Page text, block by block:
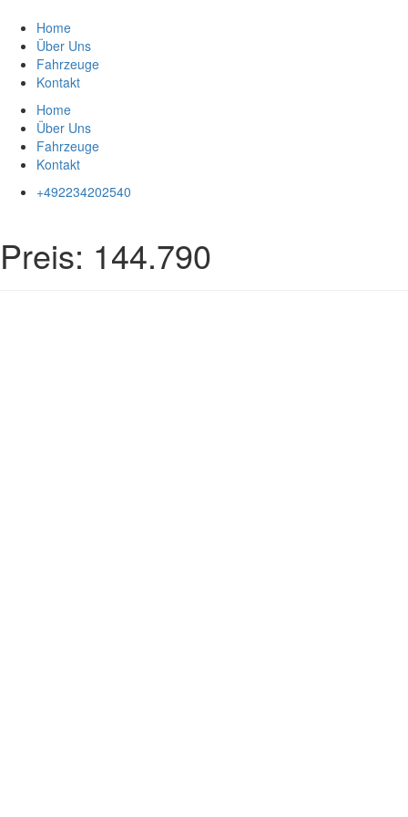
Inhalt
springen
Home
Über Uns
Fahrzeuge
Kontakt
Home
Über Uns
Fahrzeuge
Kontakt
+492234202540
Preis: 144.790